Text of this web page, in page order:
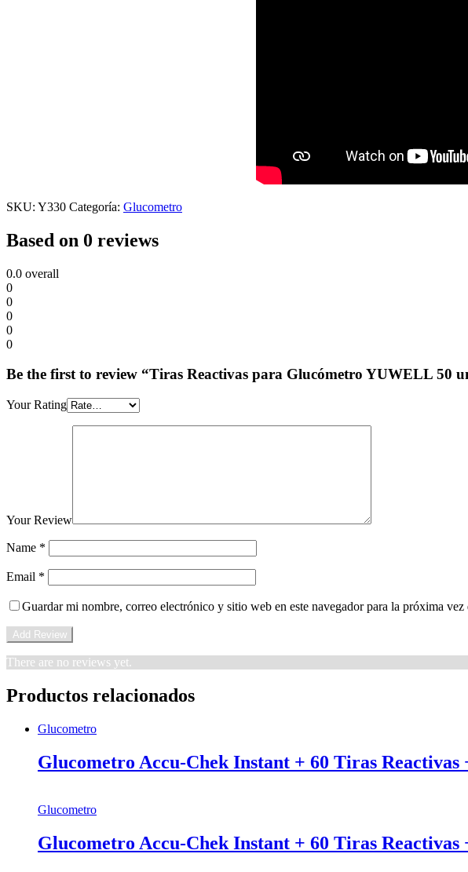
SKU: Y330 Categoría: Glucometro
Based on 0 reviews
0.0 overall
0
0
0
0
0
Be the first to review “Tiras Reactivas para Glucómetro YUWELL 50
Your Rating
Your Review
Name *
Email *
Guardar mi nombre, correo electrónico y sitio web en este navegador para la próxima vez
There are no reviews yet.
Productos relacionados
Glucometro
Glucometro Accu-Chek Instant + 60 Tiras Reactivas
Glucometro
Glucometro Accu-Chek Instant + 60 Tiras Reactivas